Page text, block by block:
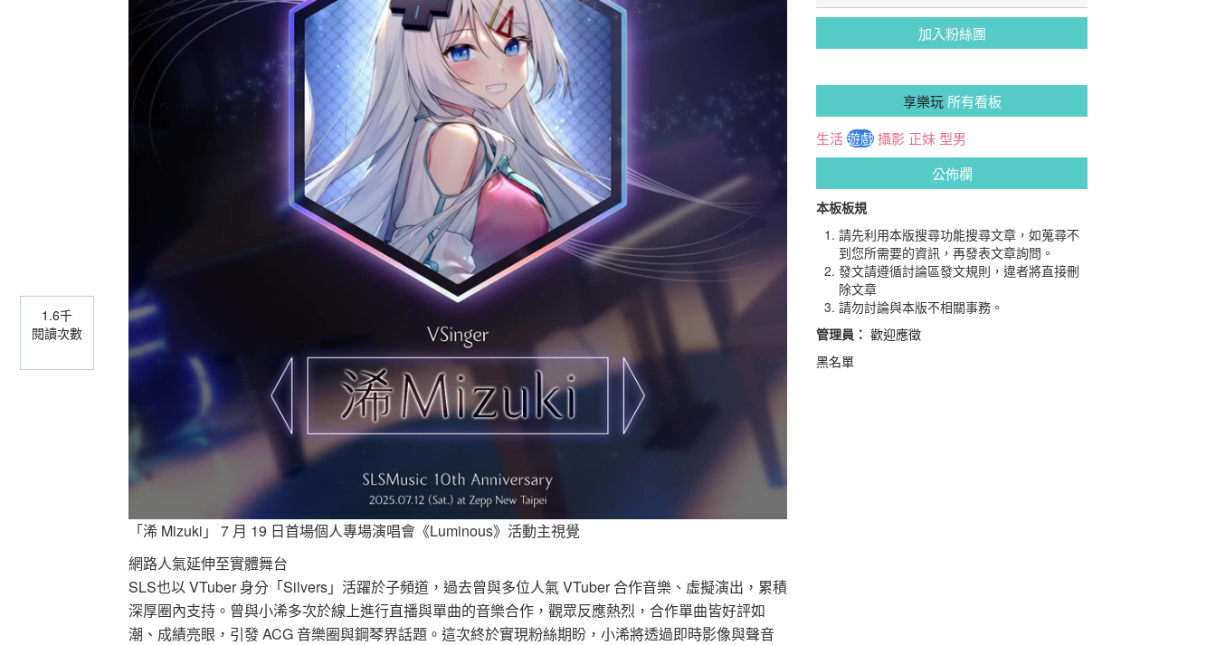
1.6千
閱讀次數
「浠 Mizuki」 7 月 19 日首場個人專場演唱會《Luminous》活動主視覺
網路人氣延伸至實體舞台
SLS也以 VTuber 身分「Silvers」活躍於子頻道，過去曾與多位人氣 VTuber 合作音樂、虛擬演出，累積
深厚圈內支持。曾與小浠多次於線上進行直播與單曲的音樂合作，觀眾反應熱烈，合作單曲皆好評如
潮、成績亮眼，引發 ACG 音樂圈與鋼琴界話題。這次終於實現粉絲期盼，小浠將透過即時影像與聲音
加入粉絲團
享樂玩所有看板
生活遊戲攝影 正妹 型男
公佈欄
本板板規
請先利用本版搜尋功能搜尋文章，如蒐尋不
到您所需要的資訊，再發表文章詢問。
發文請遵循討論區發文規則，違者將直接刪
除文章
請勿討論與本版不相關事務。
管理員： 歡迎應徵
黑名單